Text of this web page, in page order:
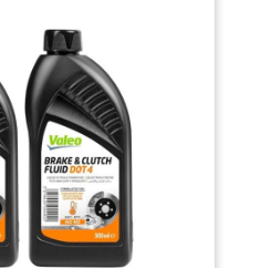
aux normes Permet de
PERFORMANCES DE FREINAGE
A HAUT NIVEAU tout en
PROTEGEANT EFFICACEMENT
de la corrosion Valeo
recommande de tester
régulièrement la qualité du
liquide de frein de votre voiture
et de le remplacer tous les 2
ans ou 30000 kilomètres